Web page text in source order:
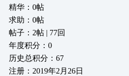
精华：0帖
求助：0帖
帖子：2帖 | 77回
年度积分：0
历史总积分：67
注册：2019年2月26日